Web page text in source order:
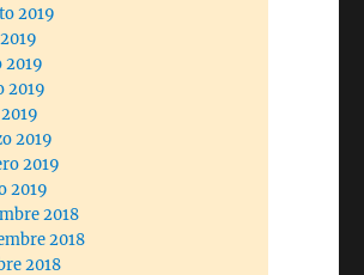
2019
2019
2019
2019
2019
2019
2018
2018
2018